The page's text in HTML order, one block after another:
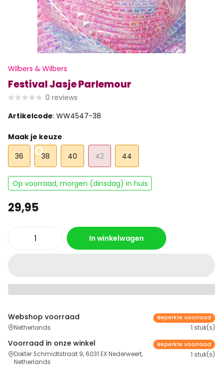
Wilbers & Wilbers
Festival Jasje Parlemour
0 reviews
Artikelcode: WW4547-38
Maak je keuze
36
38 40 42 44
Op voorraad, morgen (dinsdag) in huis
29,95
In winkelwagen
Webshop voorraad
Netherlands
Beperkte voorraad
1 stuk(s)
Voorraad in onze winkel
Dokter Schmidtstraat 9, 6031 EX Nederweert,
Netherlands
Beperkte voorraad
1 stuk(s)